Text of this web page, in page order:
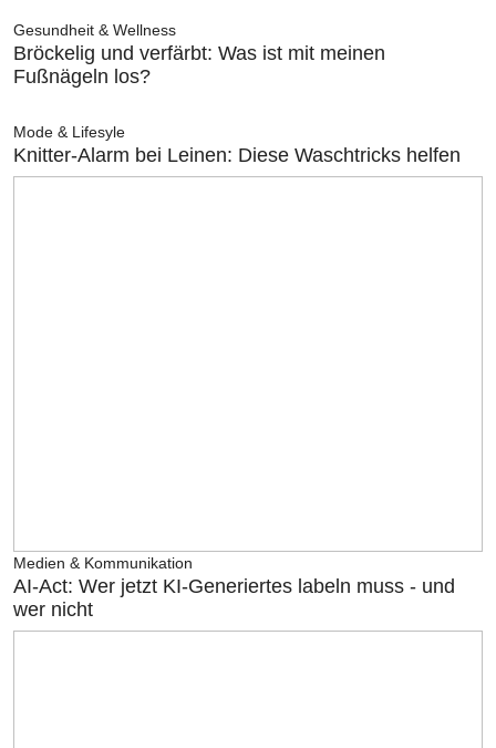
Gesundheit & Wellness
Bröckelig und verfärbt: Was ist mit meinen
Fußnägeln los?
Mode & Lifesyle
Knitter-Alarm bei Leinen: Diese Waschtricks helfen
Medien & Kommunikation
AI-Act: Wer jetzt KI-Generiertes labeln muss - und
wer nicht